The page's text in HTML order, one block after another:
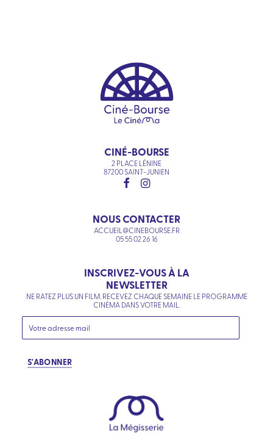
CINÉ-BOURSE
2 PLACE LÉNINE
87200 SAINT-JUNIEN
NOUS CONTACTER
ACCUEIL@CINEBOURSE.FR
05 55 02 26 16
INSCRIVEZ-VOUS À LA
NEWSLETTER
NE RATEZ PLUS UN FILM. RECEVEZ CHAQUE SEMAINE LE PROGRAMME
CINÉMA DANS VOTRE MAIL.
S'ABONNER